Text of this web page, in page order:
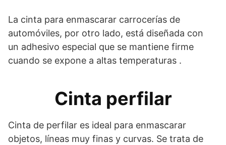
La cinta para enmascarar carrocerías de
automóviles, por otro lado, está diseñada con
un adhesivo especial que se mantiene firme
cuando se expone a altas temperaturas .
Cinta perfilar
Cinta de perfilar es ideal para enmascarar
objetos, líneas muy finas y curvas. Se trata de